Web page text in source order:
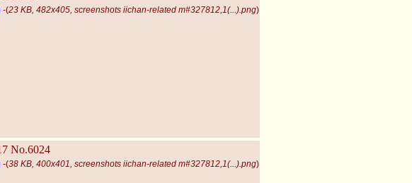
-(23 KB, 482x405, screenshots iichan-related m#327812,1(...).png)
No.6024
-(38 KB, 400x401, screenshots iichan-related m#327812,1(...).png)